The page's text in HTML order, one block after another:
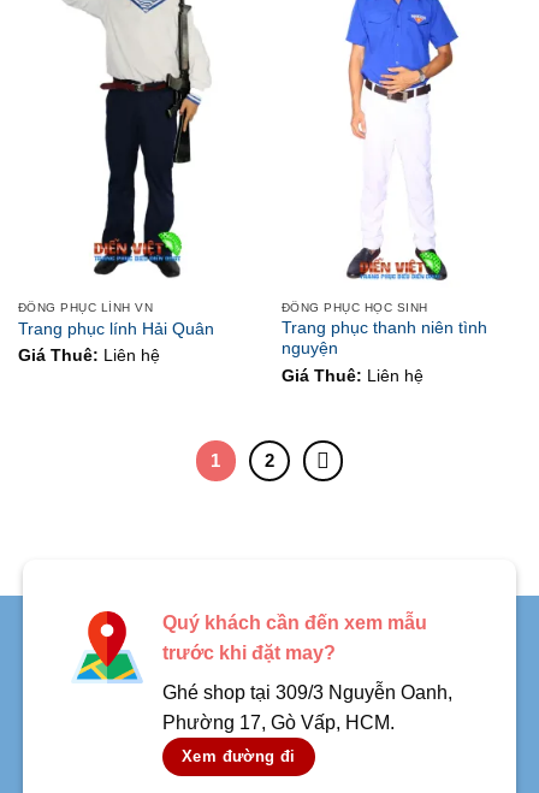
ĐỒNG PHỤC LÍNH VN
Trang phục lính Hải Quân
Giá Thuê: Liên hệ
ĐỒNG PHỤC HỌC SINH
Trang phục thanh niên tình
nguyện
Giá Thuê: Liên hệ
1 2
Quý khách cần đến xem mẫu
trước khi đặt may?
Ghé shop tại 309/3 Nguyễn Oanh,
Phường 17, Gò Vấp, HCM.
Xem đường đi